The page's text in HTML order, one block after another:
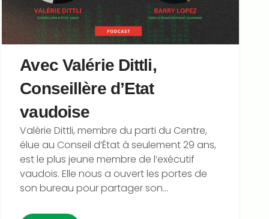
Avec Valérie Dittli,
Conseillère d’Etat
vaudoise
Valérie Dittli, membre du parti du Centre,
élue au Conseil d’État à seulement 29 ans,
est le plus jeune membre de l’exécutif
vaudois. Elle nous a ouvert les portes de
son bureau pour partager son...